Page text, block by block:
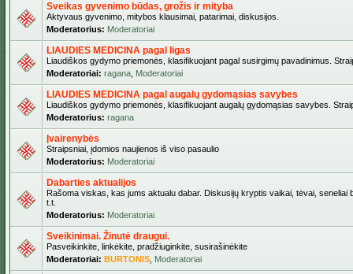
Sveikas gyvenimo būdas, grožis ir mityba
Aktyvaus gyvenimo, mitybos klausimai, patarimai, diskusijos.
Moderatorius: Moderatoriai
LIAUDIES MEDICINA pagal ligas
Liaudiškos gydymo priemonės, klasifikuojant pagal susirgimų pavadinimus.
Moderatoriai: ragana Moderatoriai
LIAUDIES MEDICINA pagal augalų gydomąsias savybes
Liaudiškos gydymo priemonės, klasifikuojant augalų gydomąsias savybes.
Moderatorius: ragana
Įvairenybės
Straipsniai, įdomios naujienos iš viso pasaulio
Moderatorius: Moderatoriai
Dabarties aktualijos
Rašoma viskas, kas jums aktualu dabar. Diskusijų kryptis vaikai, tėvai, seneliai
t.t.
Moderatorius: Moderatoriai
Sveikinimai. Žinutė draugui.
Pasveikinkite, linkėkite, pradžiuginkite, susirašinėkite
Moderatoriai: BURTONIS Moderatoriai